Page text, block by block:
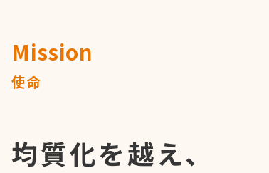
Mission
使命
均質化を越え、